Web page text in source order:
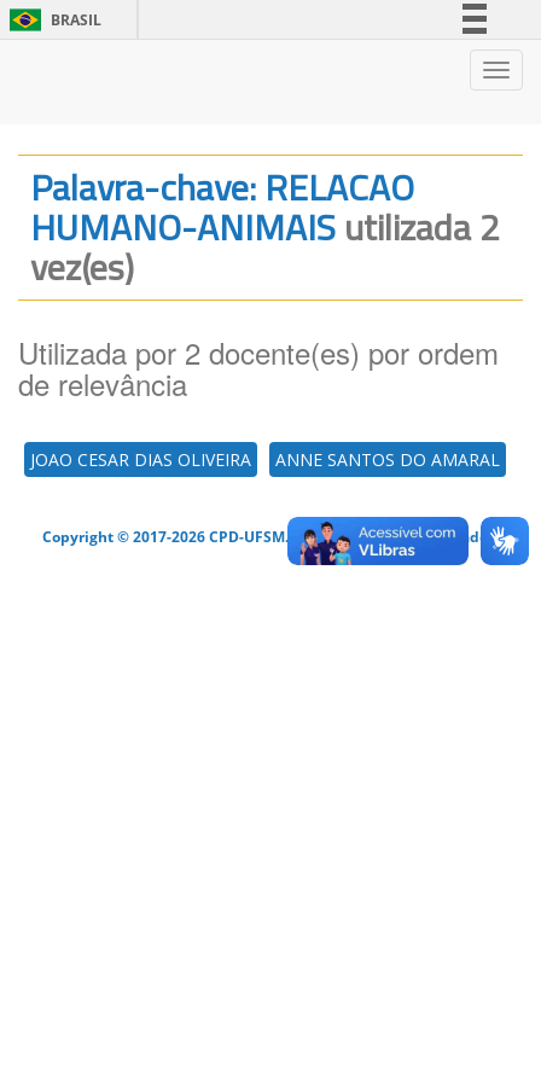
BRASIL
Legislação
Canais
Palavra-chave: RELACAO
HUMANO-ANIMAISutilizada 2
vez(es)
Utilizada por 2 docente(es) por ordem
de relevância
JOAO CESAR DIAS OLIVEIRA ANNE SANTOS DO AMARAL
Copyright © 2017-2026 CPD-UFSM. Todos os direitos reservados.